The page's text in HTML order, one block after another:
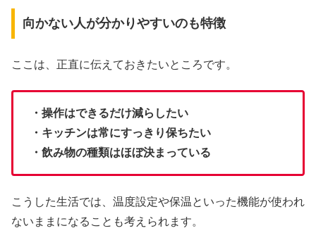
向かない人が分かりやすいのも特徴
ここは、正直に伝えておきたいところです。
・操作はできるだけ減らしたい
・キッチンは常にすっきり保ちたい
・飲み物の種類はほぼ決まっている
こうした生活では、温度設定や保温といった機能が使われ
ないままになることも考えられます。